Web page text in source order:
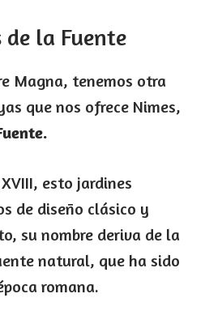
de la Fuente
Magna, tenemos otra
que nos ofrece Nimes,
esto jardines
de diseño clásico y
su nombre deriva de la
natural, que ha sido
romana.